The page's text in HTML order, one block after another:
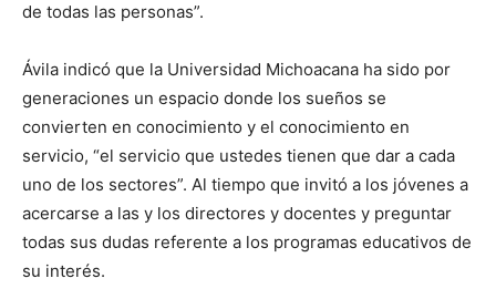
de todas las personas”.
Ávila indicó que la Universidad Michoacana ha sido por
generaciones un espacio donde los sueños se
convierten en conocimiento y el conocimiento en
servicio, “el servicio que ustedes tienen que dar a cada
uno de los sectores”. Al tiempo que invitó a los jóvenes a
acercarse a las y los directores y docentes y preguntar
todas sus dudas referente a los programas educativos de
su interés.